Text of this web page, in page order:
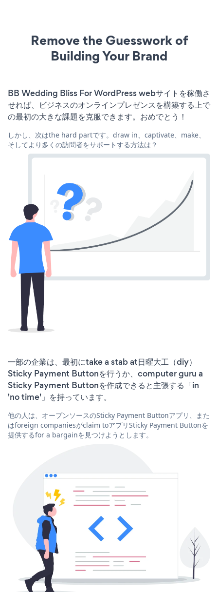
Remove the Guesswork of
Building Your Brand
BB Wedding Bliss For WordPress webサイトを稼働さ
せれば、ビジネスのオンラインプレゼンスを構築する上で
の最初の大きな課題を克服できます。おめでとう！
しかし、次はthe hard partです。draw in、captivate、make、
そしてより多くの訪問者をサポートする方法は？
一部の企業は、最初にtake a stab at日曜大工（diy）
Sticky Payment Buttonを行うか、computer guru a
Sticky Payment Buttonを作成できると主張する「in
'no time'」を持っています。
他の人は、オープンソースのSticky Payment Buttonアプリ、また
はforeign companiesがclaim toアプリSticky Payment Buttonを
提供するfor a bargainを見つけようとします。